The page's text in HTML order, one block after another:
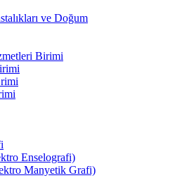
ve Doğum
Birimi
Enselografi)
Manyetik Grafi)